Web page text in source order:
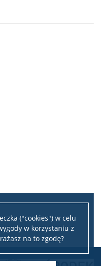
("cookies") w celu
w korzystaniu z
na to zgodę?